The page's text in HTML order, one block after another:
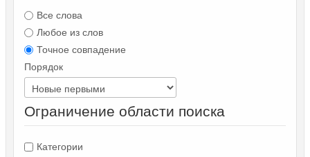
Все слова
Любое из слов
Точное совпадение
Порядок
Ограничение области поиска
Категории